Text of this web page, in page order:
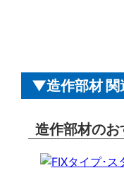
造作部材 関
造作部材の